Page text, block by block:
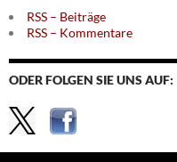
RSS – Beiträge
RSS – Kommentare
ODER FOLGEN SIE UNS AUF: